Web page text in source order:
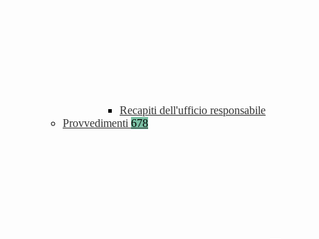
Recapiti dell'ufficio responsabile
Provvedimenti 678